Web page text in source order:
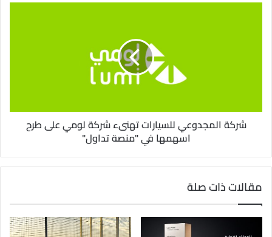
شركة المجدوعي للسيارات تهنىء شركة لومي على طرح
اسهمها في "منصة تداول"
مقالات ذات صلة